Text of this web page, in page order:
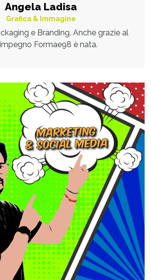
Angela Ladisa
Grafica & Immagine
e Branding. Anche grazie al
Formae98 è nata.